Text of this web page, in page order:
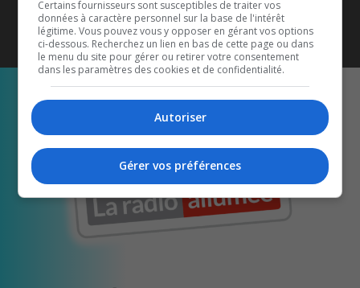
Écoutez-nous aussi sur…
Certains fournisseurs sont susceptibles de traiter vos
données à caractère personnel sur la base de l'intérêt
légitime. Vous pouvez vous y opposer en gérant vos options
ci-dessous. Recherchez un lien en bas de cette page ou dans
le menu du site pour gérer ou retirer votre consentement
dans les paramètres des cookies et de confidentialité.
Autoriser
Gérer vos préférences